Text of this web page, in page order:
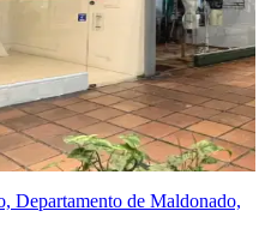
Departamento de Maldonado,